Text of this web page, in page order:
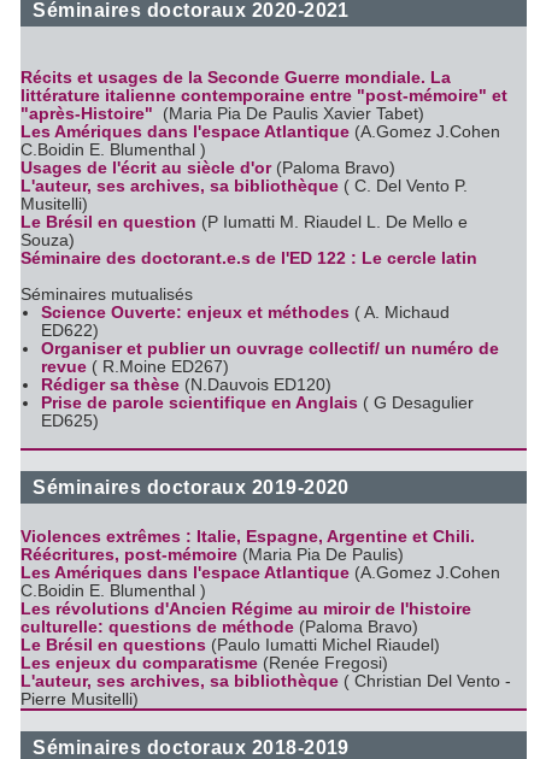
publicité et d'analyse, qui peuvent combiner celles-ci avec
ont collectées lors de votre utilisation de leurs services.
Séminaires doctoraux 2020-2021
Récits et usages de la Seconde Guerre mondiale. La
littérature italienne contemporaine entre "post-mémoire" et
"après-Histoire"
(Maria Pia De Paulis Xavier Tabet)
Les Amériques dans l'espace Atlantique (A.Gomez J.Cohen
C.Boidin E. Blumenthal )
Usages de l'écrit au siècle d'or (Paloma Bravo)
L'auteur, ses archives, sa bibliothèque ( C. Del Vento P.
Musitelli)
Le Brésil en question (P Iumatti M. Riaudel L. De Mello e
Souza)
Séminaire des doctorant.e.s de l'ED 122 : Le cercle latin
Séminaires mutualisés
Science Ouverte: enjeux et méthodes ( A. Michaud
ED622)
Organiser et publier un ouvrage collectif/ un numéro de
revue ( R.Moine ED267)
Rédiger sa thèse (N.Dauvois ED120)
Prise de parole scientifique en Anglais ( G Desagulier
ED625)
Séminaires doctoraux 2019-2020
Violences extrêmes : Italie, Espagne, Argentine et Chili.
Réécritures, post-mémoire (Maria Pia De Paulis)
Les Amériques dans l'espace Atlantique (A.Gomez J.Cohen
C.Boidin E. Blumenthal )
Les révolutions d'Ancien Régime au miroir de l'histoire
culturelle: questions de méthode (Paloma Bravo)
Le Brésil en questions (Paulo Iumatti Michel Riaudel)
Les enjeux du comparatisme (Renée Fregosi)
L'auteur, ses archives, sa bibliothèque ( Christian Del Vento -
Pierre Musitelli)
Séminaires doctoraux 2018-2019